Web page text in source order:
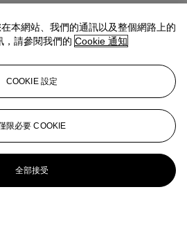
本網站、我們的通訊以及整個網路上的
，請參閱我們的 Cookie 通知
COOKIE 設定
限必要 COOKIE
全部接受